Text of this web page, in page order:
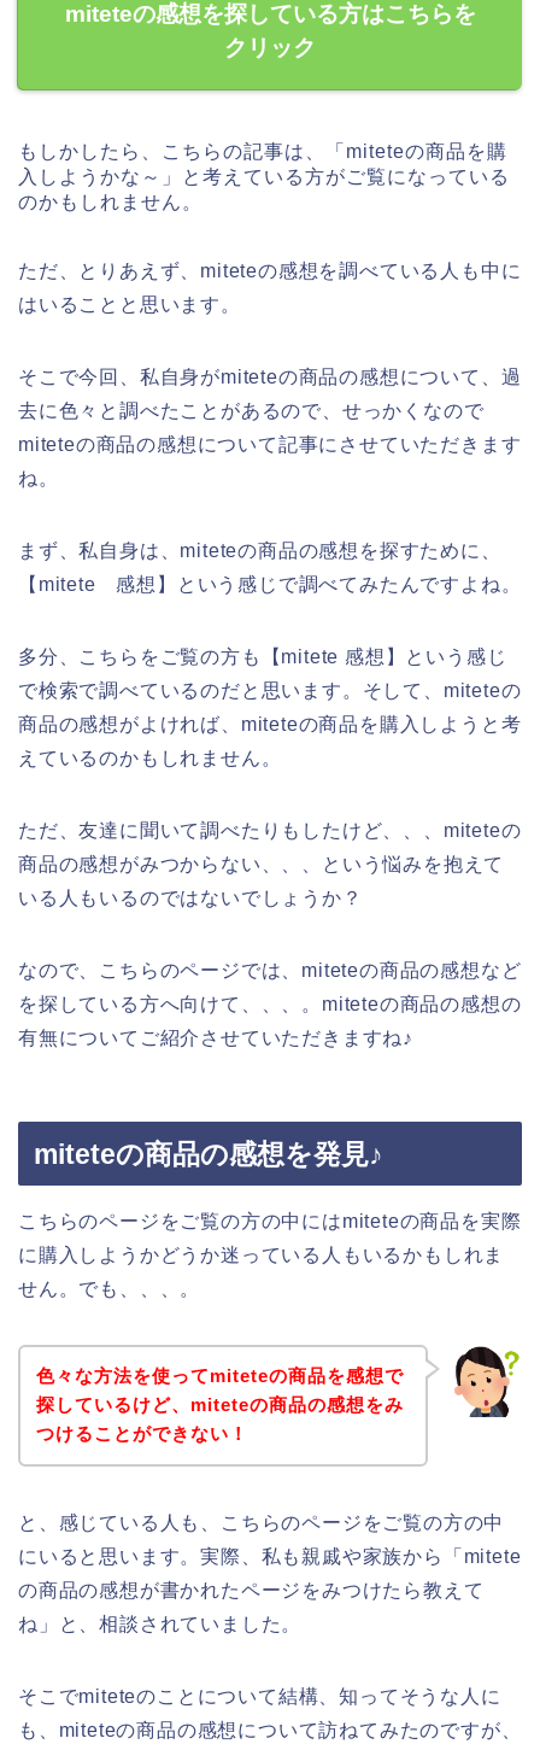
miteteの感想を探している方はこちらを
クリック
もしかしたら、こちらの記事は、「miteteの商品を購
入しようかな～」と考えている方がご覧になっている
のかもしれません。
ただ、とりあえず、miteteの感想を調べている人も中に
はいることと思います。
そこで今回、私自身がmiteteの商品の感想について、過
去に色々と調べたことがあるので、せっかくなので
miteteの商品の感想について記事にさせていただきます
ね。
まず、私自身は、miteteの商品の感想を探すために、
【mitete 感想】という感じで調べてみたんですよね。
多分、こちらをご覧の方も【mitete 感想】という感じ
で検索で調べているのだと思います。そして、miteteの
商品の感想がよければ、miteteの商品を購入しようと考
えているのかもしれません。
ただ、友達に聞いて調べたりもしたけど、、、miteteの
商品の感想がみつからない、、、という悩みを抱えて
いる人もいるのではないでしょうか？
なので、こちらのページでは、miteteの商品の感想など
を探している方へ向けて、、、。miteteの商品の感想の
有無についてご紹介させていただきますね♪
miteteの商品の感想を発見♪
こちらのページをご覧の方の中にはmiteteの商品を実際
に購入しようかどうか迷っている人もいるかもしれま
せん。でも、、、。
色々な方法を使ってmiteteの商品を感想で
探しているけど、miteteの商品の感想をみ
つけることができない！
と、感じている人も、こちらのページをご覧の方の中
にいると思います。実際、私も親戚や家族から「mitete
の商品の感想が書かれたページをみつけたら教えて
ね」と、相談されていました。
そこでmiteteのことについて結構、知ってそうな人に
も、miteteの商品の感想について訪ねてみたのですが、